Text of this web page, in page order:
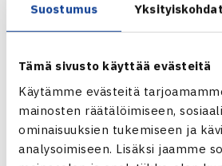
Suostumus Yksityiskohdat
Tämä sivusto käyttää evästeitä
Käytämme evästeitä
mainosten räätälöimiseen,
ominaisuuksien tukemiseen ja
analysoimiseen. Lisäksi jaamme
2.kierrosta: Olivia Pimiä – Joana
Alle 14v EM-kisoissa Plzenissä,
Salminen(TE 94) kohtasi
kierroksella seitsemänneksi